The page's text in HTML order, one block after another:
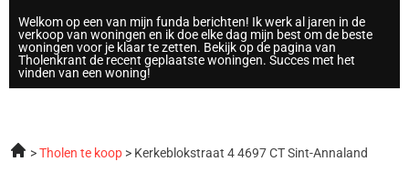
Welkom op een van mijn funda berichten! Ik werk al jaren in de
verkoop van woningen en ik doe elke dag mijn best om de beste
woningen voor je klaar te zetten. Bekijk op de pagina van
Tholenkrant de recent geplaatste woningen. Succes met het
vinden van een woning!
Tholen te koop Kerkeblokstraat 4 4697 CT Sint-Annaland